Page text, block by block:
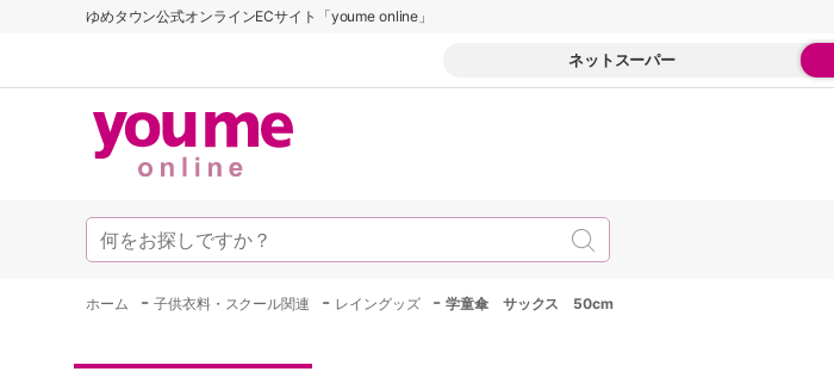
ゆめタウン公式オンラインECサイト「youme online」
ネットスーパー
ホーム -子供衣料・スクール関連 - レイングッズ -学童傘 サックス 50cm